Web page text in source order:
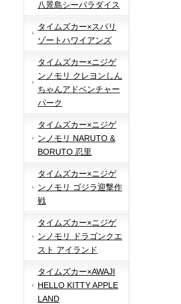
八景島シーパラダイス
タイムズカー×スパリ
ゾートハワイアンズ
タイムズカー×ニジゲ
ンノモリ クレヨンしん
ちゃんアドベンチャー
パーク
タイムズカー×ニジゲ
ンノモリ NARUTO &
BORUTO 忍里
タイムズカー×ニジゲ
ンノモリ ゴジラ迎撃作
戦
タイムズカー×ニジゲ
ンノモリ ドラゴンクエ
スト アイランド
タイムズカー×AWAJI
HELLO KITTY APPLE
LAND